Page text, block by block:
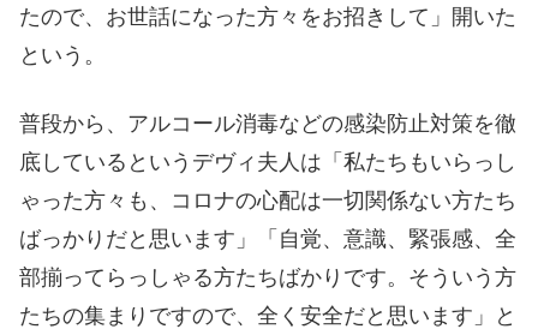
たので、お世話になった方々をお招きして」開いた
という。
普段から、アルコール消毒などの感染防止対策を徹
底しているというデヴィ夫人は「私たちもいらっし
ゃった方々も、コロナの心配は一切関係ない方たち
ばっかりだと思います」「自覚、意識、緊張感、全
部揃ってらっしゃる方たちばかりです。そういう方
たちの集まりですので、全く安全だと思います」と